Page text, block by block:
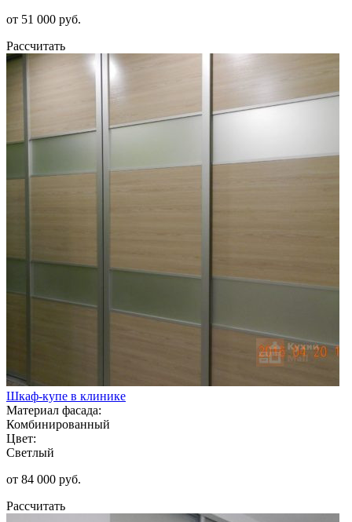
от 51 000 руб.
Рассчитать
Шкаф-купе в клинике
Материал фасада:
Комбинированный
Цвет:
Светлый
от 84 000 руб.
Рассчитать